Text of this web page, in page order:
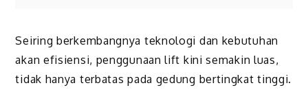
Seiring berkembangnya teknologi dan kebutuhan
akan efisiensi, penggunaan lift kini semakin luas,
tidak hanya terbatas pada gedung bertingkat tinggi.